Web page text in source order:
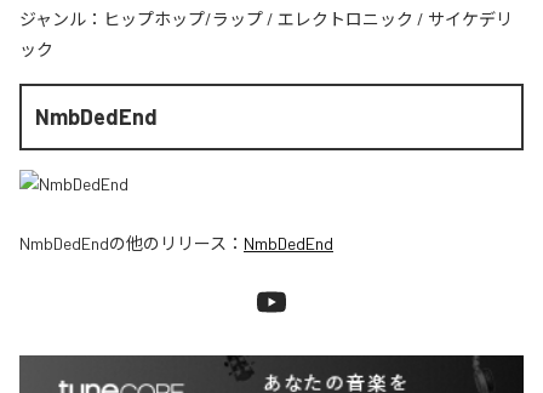
ジャンル： ヒップホップ/ラップ / エレクトロニック / サイケデリ
ック
NmbDedEnd
NmbDedEndの他のリリース： NmbDedEnd